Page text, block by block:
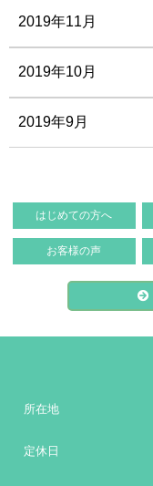
2019年11月
2019年10月
2019年9月
はじめての方へ
お客様の声
所在地
定休日